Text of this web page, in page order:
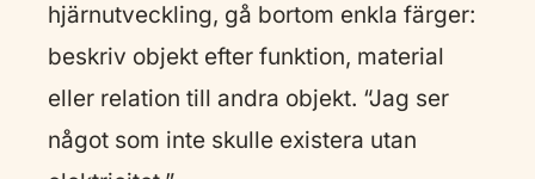
hjärnutveckling, gå bortom enkla färger:
beskriv objekt efter funktion, material
eller relation till andra objekt. “Jag ser
något som inte skulle existera utan